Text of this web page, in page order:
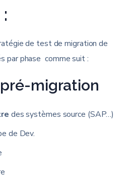
de test de migration de
par phase comme suit :
migration
des systèmes source (SAP…)
de Dev.